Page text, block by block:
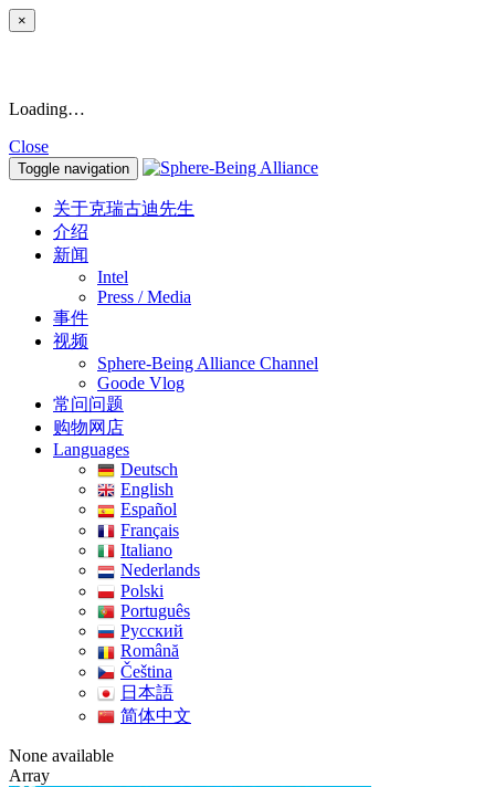
×
Loading…
Close
Toggle navigation
关于克瑞古迪先生
介绍
新闻
Intel
Press / Media
事件
视频
Sphere-Being Alliance Channel
Goode Vlog
常问问题
购物网店
Languages
Deutsch
English
Español
Français
Italiano
Nederlands
Polski
Português
Pусский
Română
Čeština
日本語
简体中文
None available
Array